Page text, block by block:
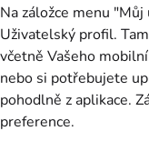
Na záložce menu
Uživatelský profil.
včetně Vašeho
nebo si potřebujete
pohodlně z aplikace.
preference.